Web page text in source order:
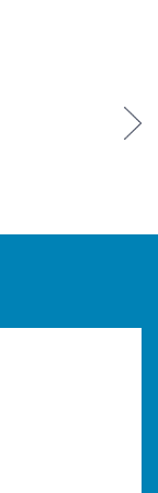
Next